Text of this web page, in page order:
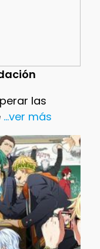
las
...ver más